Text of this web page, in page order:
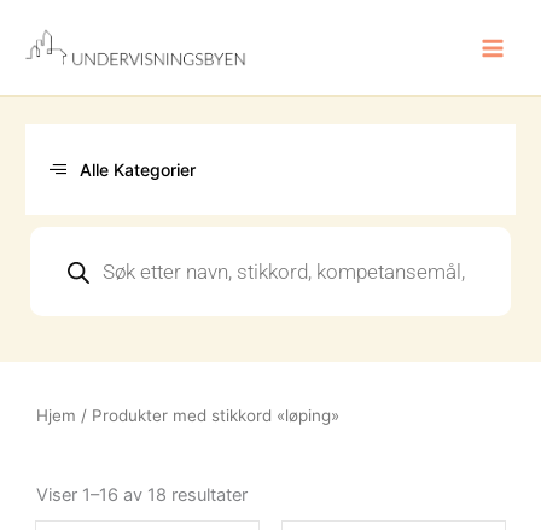
innholdet
Alle Kategorier
search
Hjem / Produkter med stikkord «løping»
Viser 1–16 av 18 resultateretter